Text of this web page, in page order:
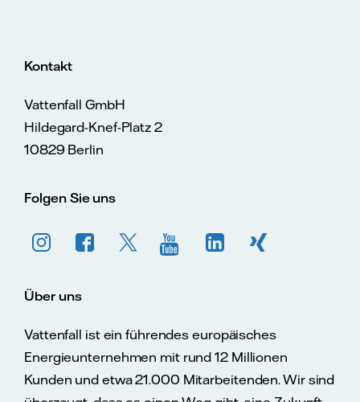
Kontakt
Vattenfall GmbH
Hildegard-Knef-Platz 2
10829 Berlin
Folgen Sie uns
Über uns
Vattenfall ist ein führendes europäisches
Energieunternehmen mit rund 12 Millionen
Kunden und etwa 21.000 Mitarbeitenden. Wir sind